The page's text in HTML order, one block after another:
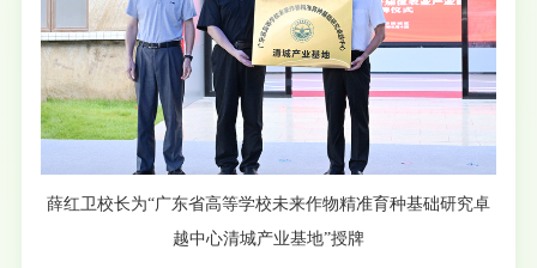
薛红卫校长为“广东省高等学校未来作物精准育种基础研究卓
越中心清城产业基地”授牌